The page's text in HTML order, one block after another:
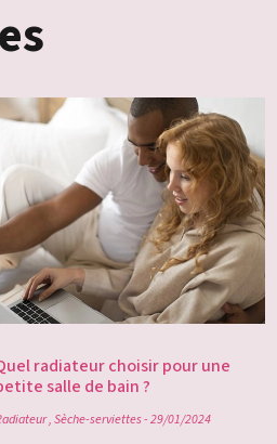
radiateur choisir pour une
salle de bain ?
,Sèche-serviettes- 29/01/2024